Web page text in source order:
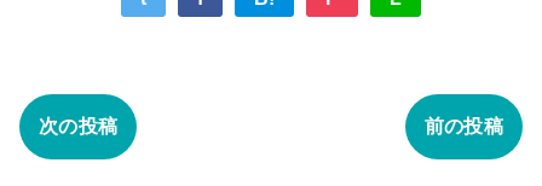
次の投稿 前の投稿